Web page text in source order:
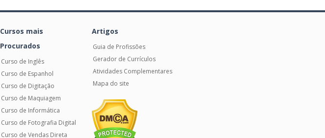
Cursos mais
Procurados
Curso de Inglês
Curso de Espanhol
Curso de Digitação
Curso de Maquiagem
Curso de Informática
Curso de Fotografia Digital
Curso de Vendas Direta
Artigos
Guia de Profissões
Gerador de Currículos
Atividades Complementares
Mapa do site